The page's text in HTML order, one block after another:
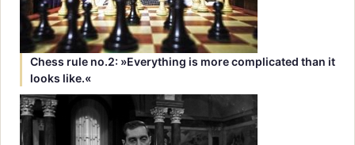
Chess rule no.2: »Everything is more complicated than it
looks like.«